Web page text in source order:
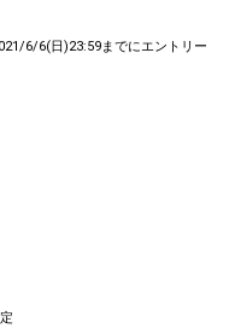
6/6(日)23:59までにエントリー